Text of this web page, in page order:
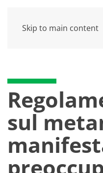
Skip to main content
sul